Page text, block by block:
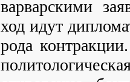
варварскими
ход идут
рода